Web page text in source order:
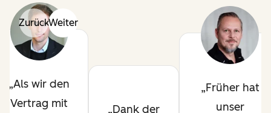
ZurückWeiter
Als wir den
Vertrag mit
Dank der
Früher hat
unser